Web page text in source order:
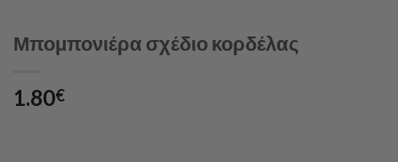
Μπομπονιέρα σχέδιο κορδέλας
1.80€